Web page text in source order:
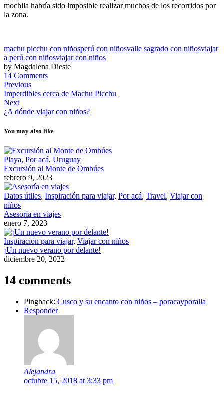
mochila habría sido imposible realizar muchos de los recorridos por
la zona.
machu picchu con niñosperú con niñosvalle sagrado con niñosviajar
a perú con niñosviajar con niños
by Magdalena Dieste
14 Comments
Previous
Imperdibles cerca de Machu Picchu
Next
¿A dónde viajar con niños?
You may also like
Playa, Por acá, Uruguay
Excursión al Monte de Ombúes
febrero 9, 2023
Datos útiles, Inspiración para viajar, Por acá, Travel, Viajar con
niños
Asesoría en viajes
enero 7, 2023
Inspiración para viajar, Viajar con niños
¡Un nuevo verano por delante!
diciembre 20, 2022
14 comments
Pingback: Cusco y su encanto con niños – poracayporalla
Responder
Alejandra
octubre 15, 2018 at 3:33 pm